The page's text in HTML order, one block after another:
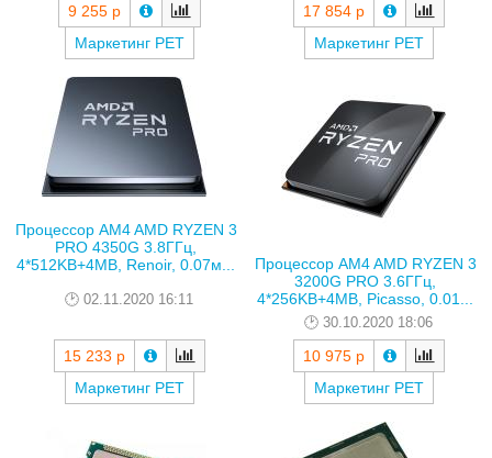
9 255 р
Маркетинг РЕТ
17 854 р
Маркетинг РЕТ
Процессор AM4 AMD RYZEN 3
PRO 4350G 3.8ГГц,
4*512KB+4MB, Renoir, 0.07м...
02.11.2020 16:11
15 233 р
Маркетинг РЕТ
Процессор AM4 AMD RYZEN 3
3200G PRO 3.6ГГц,
4*256KB+4MB, Picasso, 0.01...
30.10.2020 18:06
10 975 р
Маркетинг РЕТ